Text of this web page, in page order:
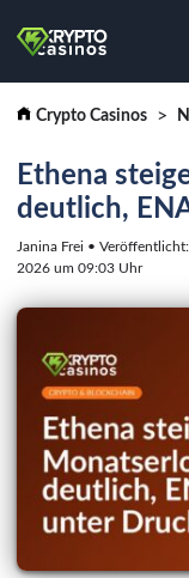
Crypto Casinos
Ethena
deutlich,
Janina Frei •
2026 um 09:03 Uhr